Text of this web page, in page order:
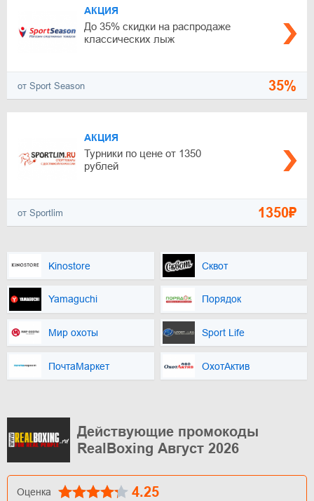
АКЦИЯ
До 35% скидки на распродаже
классических лыж
от Sport Season 35%
АКЦИЯ
Турники по цене от 1350
рублей
от Sportlim 1350₽
Kinostore Сквот
Yamaguchi Порядок
Мир охоты Sport Life
ПочтаМаркет ОхотАктив
Действующие промокоды
RealBoxing Август 2026
Оценка 4.25